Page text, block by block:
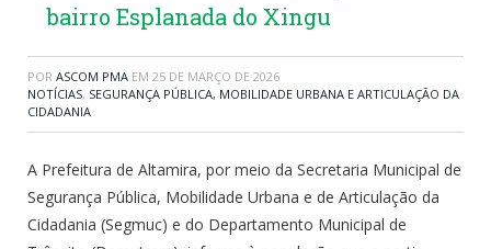
bairro Esplanada do Xingu
POR ASCOM PMA EM 25 DE MARÇO DE 2026
NOTÍCIAS, SEGURANÇA PÚBLICA, MOBILIDADE URBANA E ARTICULAÇÃO DA
CIDADANIA
A Prefeitura de Altamira, por meio da Secretaria Municipal de
Segurança Pública, Mobilidade Urbana e de Articulação da
Cidadania (Segmuc) e do Departamento Municipal de